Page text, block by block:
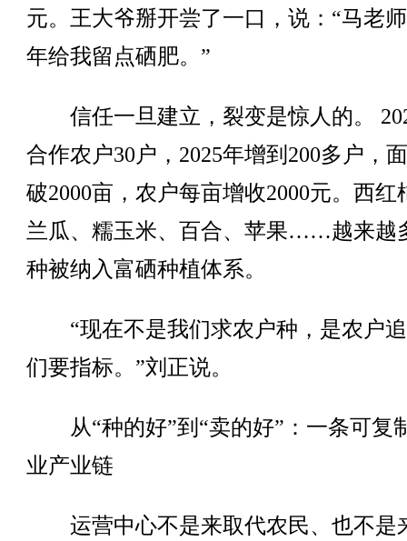
元。王大爷掰开尝了一口，说：“马老
年给我留点硒肥。”
信任一旦建立，裂变是惊人的。
合作农户30户，2025年增到200多户，
破2000亩，农户每亩增收2000元。西红
兰瓜、糯玉米、百合、苹果……越来越
种被纳入富硒种植体系。
“现在不是我们求农户种，是农户
们要指标。”刘正说。
从“种的好”到“卖的好”：一条可复
业产业链
运营中心不是来取代农民、也不是